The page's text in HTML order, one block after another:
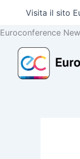
contenuto
Visita il sito
Euroconference